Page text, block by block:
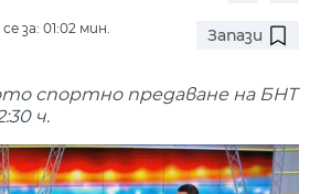
за: 01:02 мин.
Запази
спортно предаване на БНТ
ч.